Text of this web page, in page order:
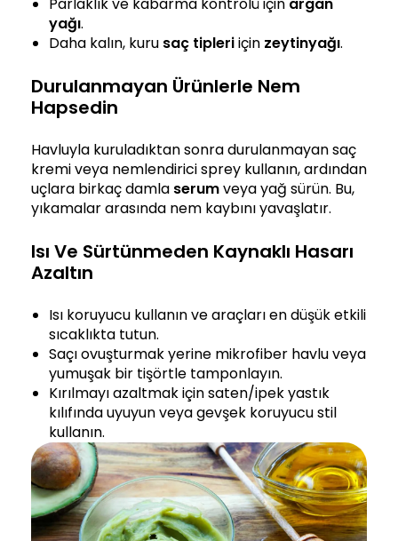
yağı.
Daha kalın, kuru saç tipleriiçin zeytinyağı.
Durulanmayan Ürünlerle Nem
Hapsedin
Havluyla kuruladıktan sonra durulanmayan saç
kremi veya nemlendirici sprey kullanın, ardından
uçlara birkaç damla serumveya yağ sürün. Bu,
yıkamalar arasında nem kaybını yavaşlatır.
Isı Ve Sürtünmeden Kaynaklı Hasarı
Azaltın
Isı koruyucu kullanın ve araçları en düşük etkili
sıcaklıkta tutun.
Saçı ovuşturmak yerine mikrofiber havlu veya
yumuşak bir tişörtle tamponlayın.
Kırılmayı azaltmak için saten/ipek yastık
kılıfında uyuyun veya gevşek koruyucu stil
kullanın.